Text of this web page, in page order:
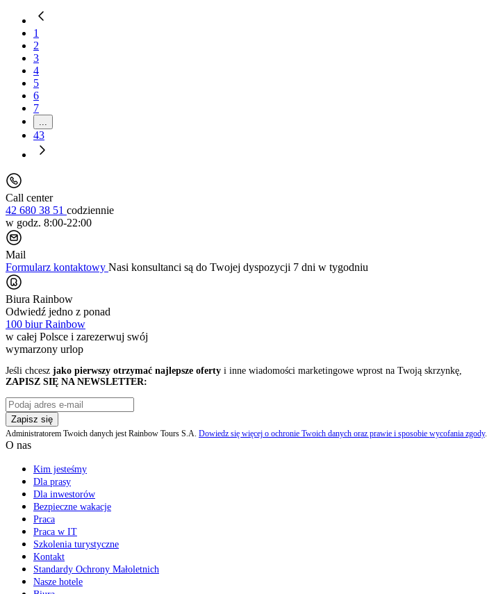
1
2
3
4
5
6
7
43
Call center
42 680 38 51 codziennie
w godz. 8:00-22:00
Mail
Formularz kontaktowy Nasi konsultanci są do Twojej dyspozycji 7 dni w tygodniu
Biura Rainbow
Odwiedź jedno z ponad
100 biur Rainbow
w całej Polsce i zarezerwuj swój
wymarzony urlop
Jeśli chcesz jako pierwszy otrzymać najlepsze oferty i inne wiadomości marketingowe wprost na Twoją skrzynkę,
ZAPISZ SIĘ NA NEWSLETTER:
Zapisz się
Administratorem Twoich danych jest Rainbow Tours S.A. Dowiedz się więcej o ochronie Twoich danych oraz prawie i sposobie wycofania zgody.
O nas
Kim jesteśmy
Dla prasy
Dla inwestorów
Bezpieczne wakacje
Praca
Praca w IT
Szkolenia turystyczne
Kontakt
Standardy Ochrony Małoletnich
Nasze hotele